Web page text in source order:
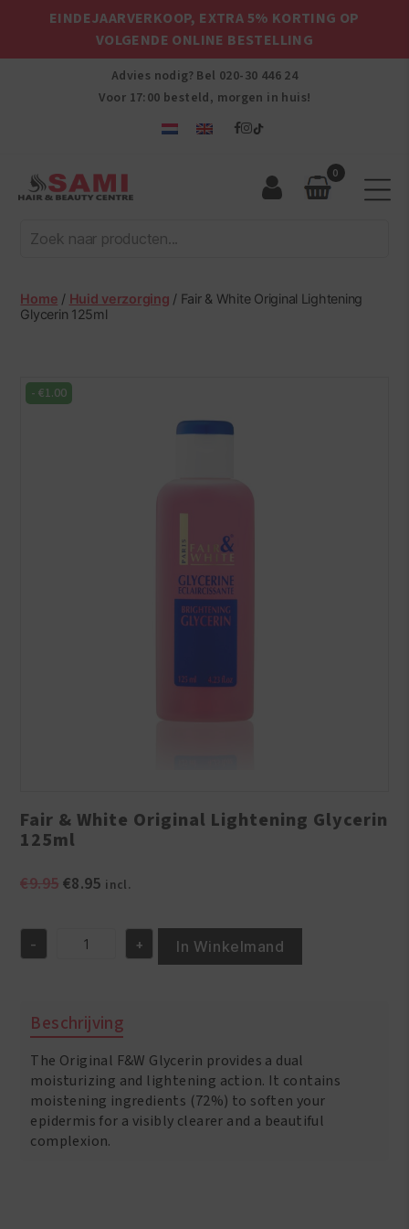
EINDEJAARVERKOOP, EXTRA 5% KORTING OP
VOLGENDE ONLINE BESTELLING
Advies nodig? Bel 020-30 446 24
Voor 17:00 besteld, morgen in huis!
Afro
Hair
Beauty
Centre
0
Home / Huid verzorging / Fair & White Original Lightening
Glycerin 125ml
-€1.00
Fair & White Original Lightening Glycerin
125ml
€9.95 Oorspronkelijke
€9.95.
€8.95Huidige
€8.95.
incl.
Fair
Lightening
Glycerin
125ml
aantal
- + In Winkelmand
Beschrijving
The Original F&W Glycerin provides a dual
moisturizing and lightening action. It contains
moistening ingredients (72%) to soften your
epidermis for a visibly clearer and a beautiful
complexion.